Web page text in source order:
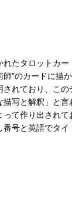
たタロットカ
”のカードに描
れており、こ
写と解釈」と
て作り出され
号と英語でタ